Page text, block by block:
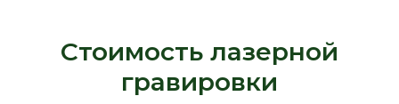
Стоимость лазерной
гравировки